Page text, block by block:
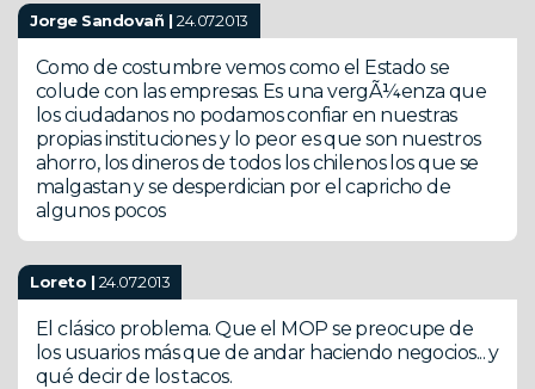
Jorge Sandovañ |24.07.2013
Como de costumbre vemos como el Estado se
colude con las empresas. Es una vergÃ¼enza que
los ciudadanos no podamos confiar en nuestras
propias instituciones y lo peor es que son nuestros
ahorro, los dineros de todos los chilenos los que se
malgastan y se desperdician por el capricho de
algunos pocos
Loreto | 24.07.2013
El clásico problema. Que el MOP se preocupe de
los usuarios más que de andar haciendo negocios... y
qué decir de los tacos.